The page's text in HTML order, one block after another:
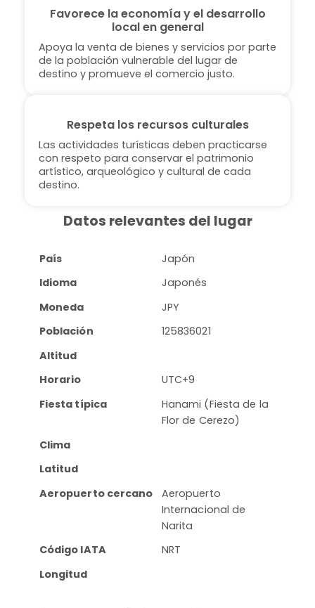
Favorece la economía y el desarrollo
local en general
Apoya la venta de bienes y servicios por parte
de la población vulnerable del lugar de
destino y promueve el comercio justo.
Respeta los recursos culturales
Las actividades turísticas deben practicarse
con respeto para conservar el patrimonio
artístico, arqueológico y cultural de cada
destino.
Datos relevantes del lugar
País
Japón
Idioma
Japonés
Moneda
JPY
Población
125836021
Altitud
Horario
UTC+9
Fiesta típica
Hanami (Fiesta de la
Flor de Cerezo)
Clima
Latitud
Aeropuerto cercano
Aeropuerto
Internacional de
Narita
Código IATA
NRT
Longitud